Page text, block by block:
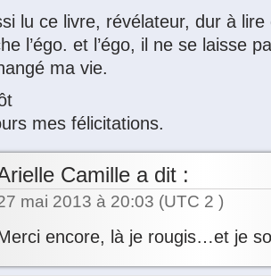
lu ce livre, révélateur, dur à
l’égo. et l’égo, il ne se laisse
ma vie.
mes félicitations.
Camille a dit :
mai 2013 à 20:03 (UTC 2 )
encore, là je rougis…et je